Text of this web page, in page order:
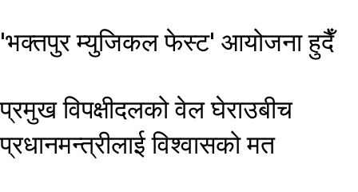
'भक्तपुर म्युजिकल फेस्ट' आयोजना हुदैँ
प्रमुख विपक्षीदलको वेल घेराउबीच
प्रधानमन्त्रीलाई विश्वासको मत